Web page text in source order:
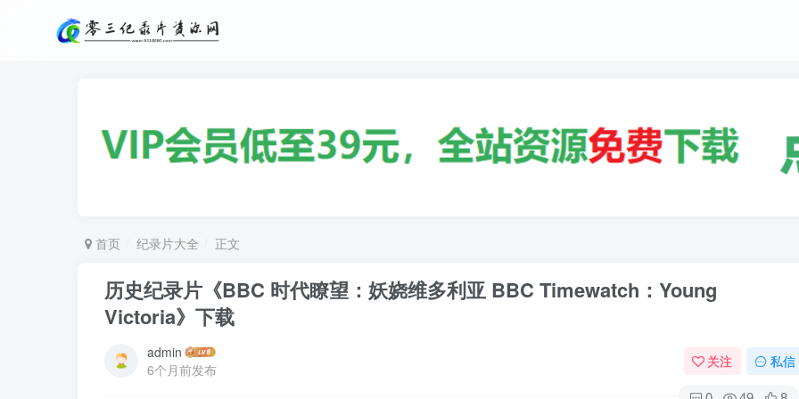
首页 纪录片大全 正文
历史纪录片《BBC 时代瞭望：妖娆维多利亚 BBC Timewatch：Young
Victoria》下载
admin
6个月前发布
关注 私信